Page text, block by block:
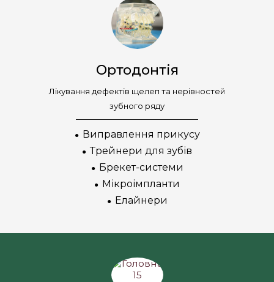
Ортодонтія
Лікування дефектів щелеп та нерівностей
зубного ряду
● Виправлення прикусу
● Трейнери для зубів
● Брекет-системи
● Мікроімпланти
● Елайнери